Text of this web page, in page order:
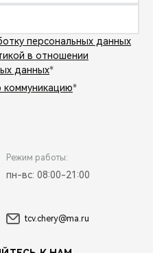
персональных данных
в отношении
данных*
коммуникацию*
Режим работы:
пн-вс: 08:00-21:00
tcv.chery@ma.ru